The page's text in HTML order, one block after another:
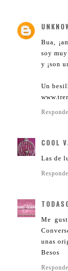
Bua,
soy
y ¡son
Un
COOL
Las de
Me
unas
Besos